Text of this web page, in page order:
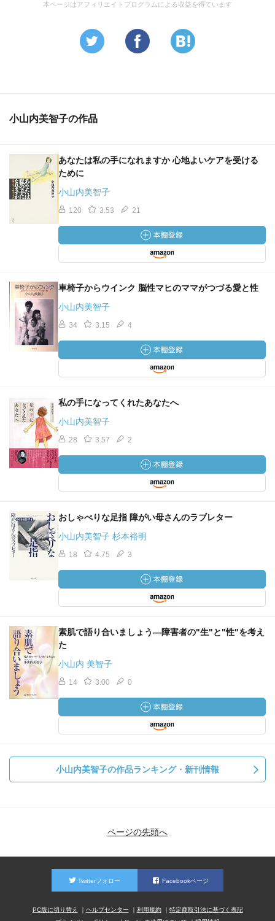
本ページはアフィリエイトプログラムによる収益を得ています
小山内美智子の作品
あなたは私の手になれますか 心地よいケアを受ける
ために
小山内美智子
120 3.53 21
車椅子からウインク 脳性マヒのママがつづる愛と性
小山内美智子
34 3.15 4
私の手になってくれたあなたへ
小山内美智子
28 3.57 2
おしゃべりな足指 障がい母さんのラブレター
小山内美智子 杉本裕明
18 4.75 3
素肌で語り合いましょう―障害者の"生"と"性"を考え
た
小山内 美智子
14 3.00 0
小山内美智子の作品ランキング・新刊情報
ページの先頭へ
Twitterフォロー Facebookページ
PC版に切り替え ヘルプセンター 利用規約
特定商取引法に基づく表記